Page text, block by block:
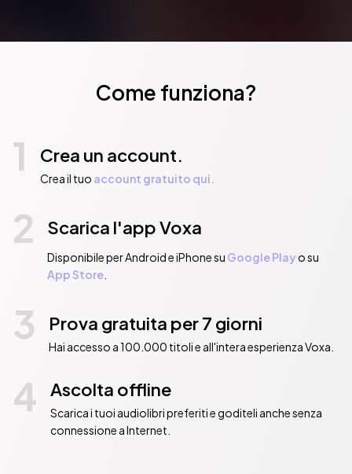
Come funziona?
1 Crea un account.
Crea il tuo account gratuito qui.
2 Scarica l'app Voxa
Disponibile per Android e iPhone su Google Playo su
App Store.
3 Prova gratuita per 7 giorni
Hai accesso a 100.000 titoli e all'intera esperienza Voxa.
4 Ascolta offline
Scarica i tuoi audiolibri preferiti e goditeli anche senza
connessione a Internet.